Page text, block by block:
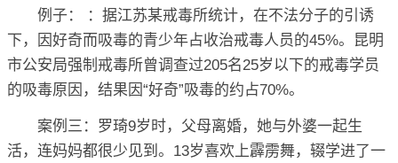
例子： ：据江苏某戒毒所统计，在不法分子的引诱
下，因好奇而吸毒的青少年占收治戒毒人员的45%。昆明
市公安局强制戒毒所曾调查过205名25岁以下的戒毒学员
的吸毒原因，结果因“好奇”吸毒的约占70%。
案例三：罗琦9岁时，父母离婚，她与外婆一起生
活，连妈妈都很少见到。13岁喜欢上霹雳舞，辍学进了一